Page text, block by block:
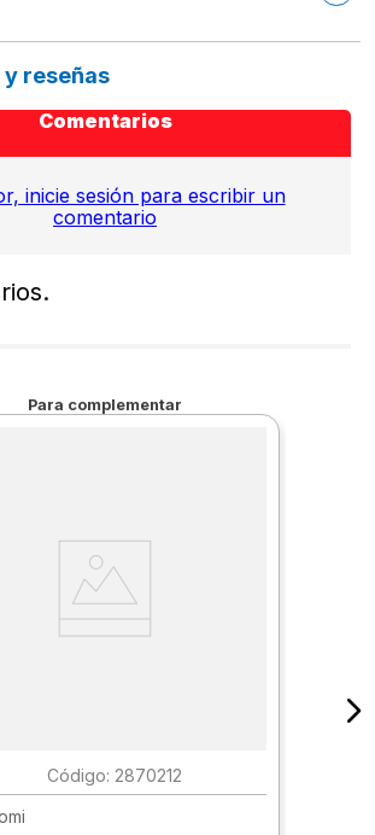
reseñas
Comentarios
inicie sesión para escribir un
comentario
Para complementar
: 2870212